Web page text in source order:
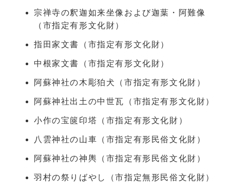
宗禅寺の釈迦如来坐像および迦葉・阿難像
（市指定有形文化財）
指田家文書（市指定有形文化財）
中根家文書（市指定有形文化財）
阿蘇神社の木彫狛犬（市指定有形文化財）
阿蘇神社出土の中世瓦（市指定有形文化財）
小作の宝篋印塔（市指定有形文化財）
八雲神社の山車（市指定有形民俗文化財）
阿蘇神社の神輿（市指定有形民俗文化財）
羽村の祭りばやし（市指定無形民俗文化財）